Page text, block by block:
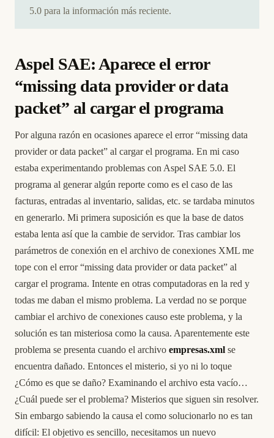
5.0 para la información más reciente.
Aspel SAE: Aparece el error
“missing data provider or data
packet” al cargar el programa
Por alguna razón en ocasiones aparece el error “missing data
provider or data packet” al cargar el programa. En mi caso
estaba experimentando problemas con Aspel SAE 5.0. El
programa al generar algún reporte como es el caso de las
facturas, entradas al inventario, salidas, etc. se tardaba minutos
en generarlo. Mi primera suposición es que la base de datos
estaba lenta así que la cambie de servidor. Tras cambiar los
parámetros de conexión en el archivo de conexiones XML me
tope con el error “missing data provider or data packet” al
cargar el programa. Intente en otras computadoras en la red y
todas me daban el mismo problema. La verdad no se porque
cambiar el archivo de conexiones causo este problema, y la
solución es tan misteriosa como la causa. Aparentemente este
problema se presenta cuando el archivo empresas.xml se
encuentra dañado. Entonces el misterio, si yo ni lo toque
¿Cómo es que se daño? Examinando el archivo esta vacío…
¿Cuál puede ser el problema? Misterios que siguen sin resolver.
Sin embargo sabiendo la causa el como solucionarlo no es tan
difícil: El objetivo es sencillo, necesitamos un nuevo